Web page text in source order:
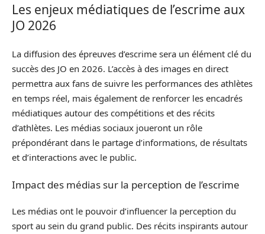
Les enjeux médiatiques de l’escrime aux
JO 2026
La diffusion des épreuves d’escrime sera un élément clé du
succès des JO en 2026. L’accès à des images en direct
permettra aux fans de suivre les performances des athlètes
en temps réel, mais également de renforcer les encadrés
médiatiques autour des compétitions et des récits
d’athlètes. Les médias sociaux joueront un rôle
prépondérant dans le partage d’informations, de résultats
et d’interactions avec le public.
Impact des médias sur la perception de l’escrime
Les médias ont le pouvoir d’influencer la perception du
sport au sein du grand public. Des récits inspirants autour